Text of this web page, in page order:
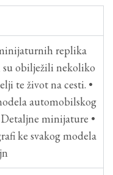
replika
obilježili nekoliko
te život na cesti. •
automobilskog
minijature •
ke svakog modela